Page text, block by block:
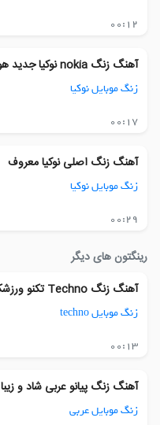
00:12
آهنگ زنگ nokia نوکیا جدید هوشمند
زنگ موبایل نوکیا
00:17
آهنگ زنگ اصلی نوکیا معروف
زنگ موبایل نوکیا
00:29
رینگتون های دیگر
آهنگ زنگ Techno تکنو ورزشکاری انگیزشی
زنگ موبایل techno
00:13
آهنگ زنگ پیانو عربی شاد و زیبا
زنگ موبایل عربی